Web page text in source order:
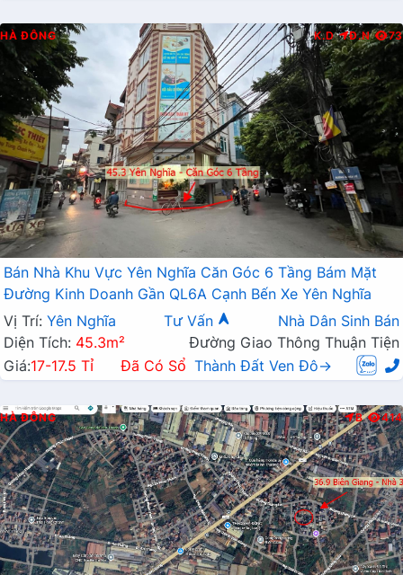
HÀ ĐÔNG K.D Đ.N 73
Bán Nhà Khu Vực Yên Nghĩa Căn Góc 6 Tầng Bám Mặt
Đường Kinh Doanh Gần QL6A Cạnh Bến Xe Yên Nghĩa
Vị Trí: Yên Nghĩa Tư Vấn
Nhà Dân Sinh Bán
Diện Tích: 45.3m²
Đường Giao Thông Thuận Tiện
Giá:17-17.5 Tỉ Đã Có Sổ Thành Đất Ven Đô→
HÀ ĐÔNG B 414